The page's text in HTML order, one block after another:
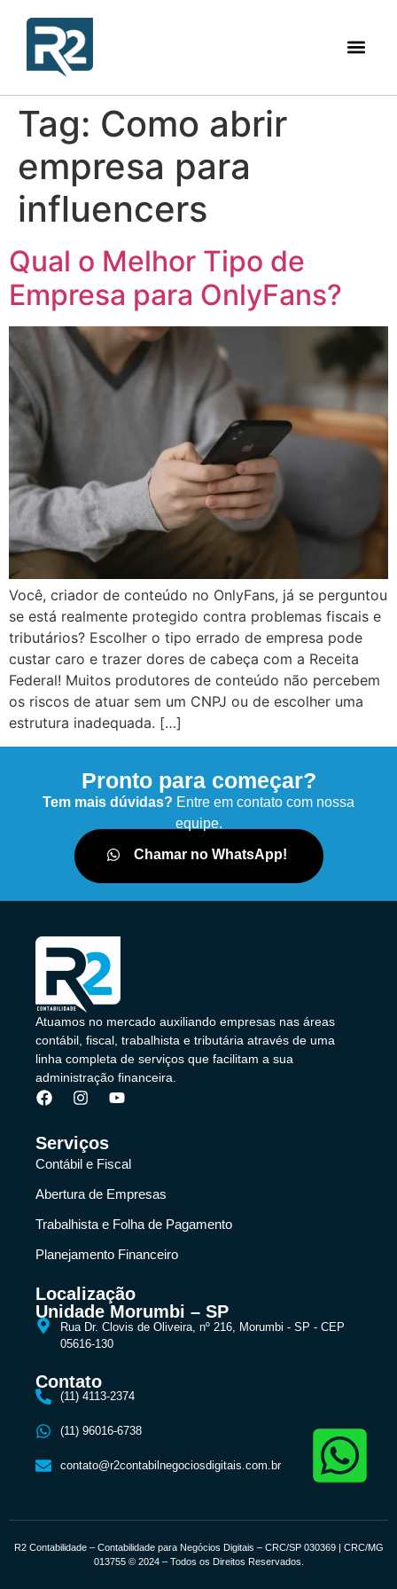
Tag: Como abrir
empresa para
influencers
Qual o Melhor Tipo de
Empresa para OnlyFans?
Você, criador de conteúdo no OnlyFans, já se perguntou
se está realmente protegido contra problemas fiscais e
tributários? Escolher o tipo errado de empresa pode
custar caro e trazer dores de cabeça com a Receita
Federal! Muitos produtores de conteúdo não percebem
os riscos de atuar sem um CNPJ ou de escolher uma
estrutura inadequada. […]
Pronto para começar?
Tem mais dúvidas? Entre em contato com nossa
equipe.
Chamar no WhatsApp!
Atuamos no mercado auxiliando empresas nas áreas
contábil, fiscal, trabalhista e tributária através de uma
linha completa de serviços que facilitam a sua
administração financeira.
Serviços
Contábil e Fiscal
Abertura de Empresas
Trabalhista e Folha de Pagamento
Planejamento Financeiro
Localização
Unidade Morumbi – SP
Rua Dr. Clovis de Oliveira, nº 216, Morumbi - SP - CEP
05616-130
Contato
(11) 4113-2374
(11) 96016-6738
contato@r2contabilnegociosdigitais.com.br
R2 Contabilidade – Contabilidade para Negócios Digitais – CRC/SP 030369 | CRC/MG
013755 © 2024 – Todos os Direitos Reservados.